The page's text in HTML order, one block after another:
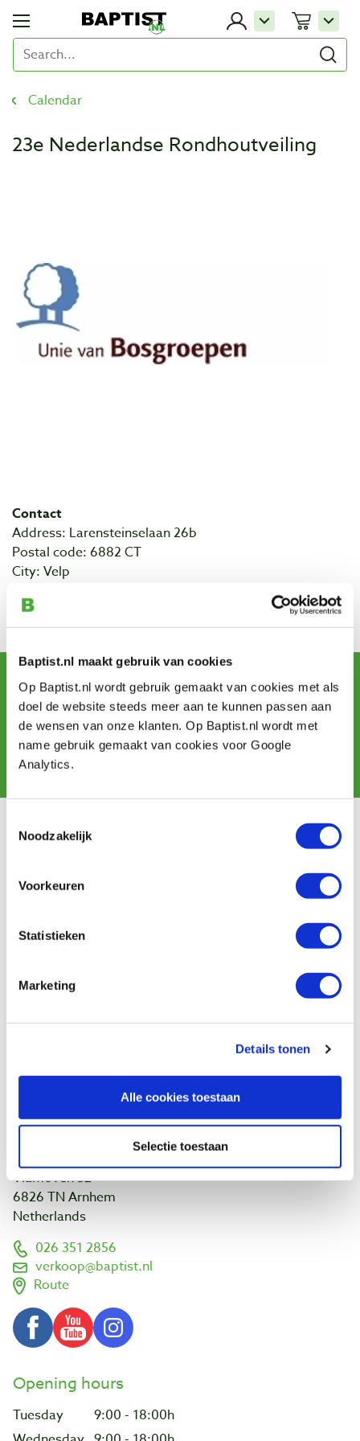
Baptist.nl maakt gebruik van cookies
Op Baptist.nl wordt gebruik gemaakt van cookies met als
doel de website steeds meer aan te kunnen passen aan
de wensen van onze klanten. Op Baptist.nl wordt met
name gebruik gemaakt van cookies voor Google
Analytics.
Noodzakelijk
Voorkeuren
Statistieken
Marketing
Details tonen
Alle cookies toestaan
Selectie toestaan
Calendar
23e Nederlandse Rondhoutveiling
Contact
Address: Larensteinselaan 26b
Postal code: 6882 CT
City: Velp
Alle informatie kunt u lezen op de website van de Unie
van Bosgroepen.
Sign up for our newsletter
and receive offers, new products and tips.
Customer service
Payment
Our shop
NOEST
Links and addresses
Customer projects
Vlamoven 32
6826 TN Arnhem
Netherlands
026 351 2856
verkoop@baptist.nl
Route
Opening hours
Tuesday
9:00 - 18:00h